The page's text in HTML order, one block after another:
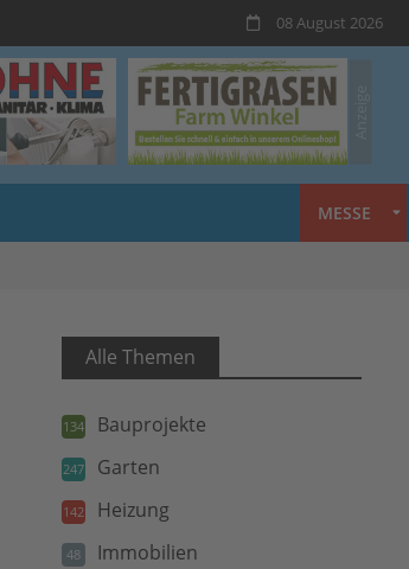
08 August 2026
MESSE
Alle Themen
134 Bauprojekte
247 Garten
142 Heizung
48 Immobilien